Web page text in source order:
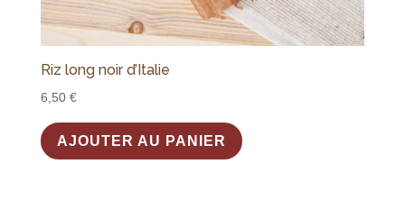
Riz long noir d’Italie
6,50 €
AJOUTER AU PANIER